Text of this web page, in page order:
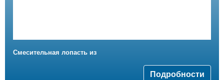
Смесительная лопасть из
Подробности